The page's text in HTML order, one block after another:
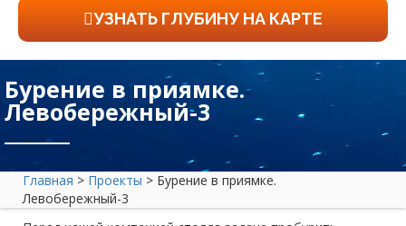
УЗНАТЬ ГЛУБИНУ НА КАРТЕ
Бурение в приямке.
Левобережный-3
Главная > Проекты > Бурение в приямке.
Левобережный-3